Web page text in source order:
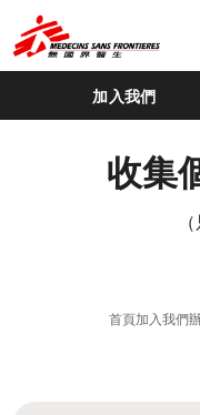
加入我們
收集
首頁加入我們